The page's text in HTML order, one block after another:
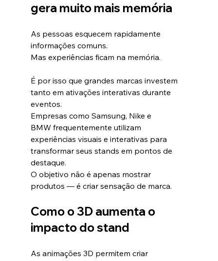
gera muito mais memória
As pessoas esquecem rapidamente
informações comuns.
Mas experiências ficam na memória.
É por isso que grandes marcas investem
tanto em ativações interativas durante
eventos.
Empresas como Samsung, Nike e
BMW frequentemente utilizam
experiências visuais e interativas para
transformar seus stands em pontos de
destaque.
O objetivo não é apenas mostrar
produtos — é criar sensação de marca.
Como o 3D aumenta o
impacto do stand
As animações 3D permitem criar